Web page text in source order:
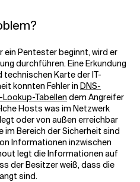
ein Pentester beginnt, wird er
durchführen. Eine Erkundung
Karte der IT-
konnten Fehler in DNS-
Lookup-Tabellen dem Angreifer
Hosts was im Netzwerk
oder von außen erreichbar
Bereich der Sicherheit sind
Informationen inzwischen
legt die Informationen auf
der Besitzer weiß, dass die
sind.